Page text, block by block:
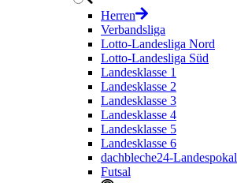
Herren
Verbandsliga
Lotto-Landesliga Nord
Lotto-Landesliga Süd
Landesklasse 1
Landesklasse 2
Landesklasse 3
Landesklasse 4
Landesklasse 5
Landesklasse 6
dachbleche24-Landespokal
Futsal